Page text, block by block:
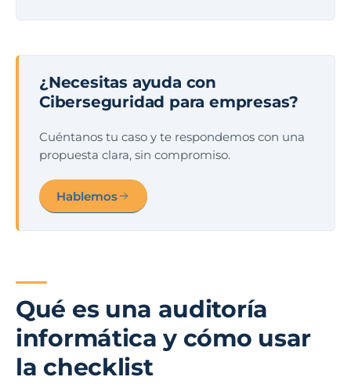
¿Necesitas ayuda con
Ciberseguridad para empresas?
Cuéntanos tu caso y te respondemos con una
propuesta clara, sin compromiso.
Hablemos
Qué es una auditoría
informática y cómo usar
la checklist